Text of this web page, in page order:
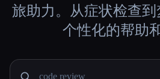
🎬
旅助力。从症状检查
个性化的帮助